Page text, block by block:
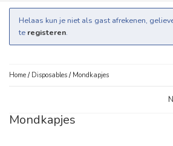
Helaas kun je niet als gast afrekenen,
te registeren.
Home / Disposables / Mondkapjes
Mondkapjes